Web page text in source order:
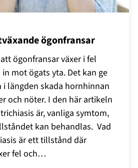
ögonfransar
ögonfransar växer i fel
mot ögats yta. Det kan ge
i längden skada hornhinnan
och nöter. I den här artikeln
är, vanliga symtom,
kan behandlas. Vad
är ett tillstånd där
fel och…